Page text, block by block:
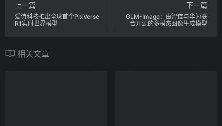
上一篇
爱诗科技推出全球首个PixVerse
R1实时世界模型
下一篇
GLM-Image：由智谱与华为联
合开源的多模态图像生成模型
相关文章